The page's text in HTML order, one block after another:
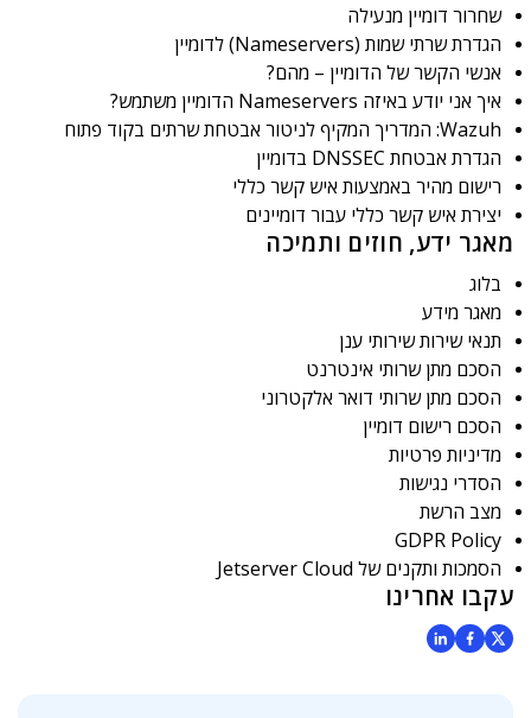
מאגר ידע, חוזים ותמיכה
בלוג
מאגר מידע
תנאי שירות שירותי ענן
הסכם מתן שרותי אינטרנט
הסכם מתן שרותי דואר אלקטרוני
הסכם רישום דומיין
מדיניות פרטיות
הסדרי נגישות
מצב הרשת
GDPR Policy
הסמכות ותקנים של Jetserver Cloud
שחרור דומיין מנעילה
הגדרת שרתי שמות (Nameservers) לדומיין
אנשי הקשר של הדומיין – מהם?
איך אני יודע באיזה Nameservers הדומיין משתמש?
Wazuh: המדריך המקיף לניטור אבטחת שרתים בקוד פתוח
הגדרת אבטחת DNSSEC בדומיין
רישום מהיר באמצעות איש קשר כללי
יצירת איש קשר כללי עבור דומיינים
עקבו אחרינו